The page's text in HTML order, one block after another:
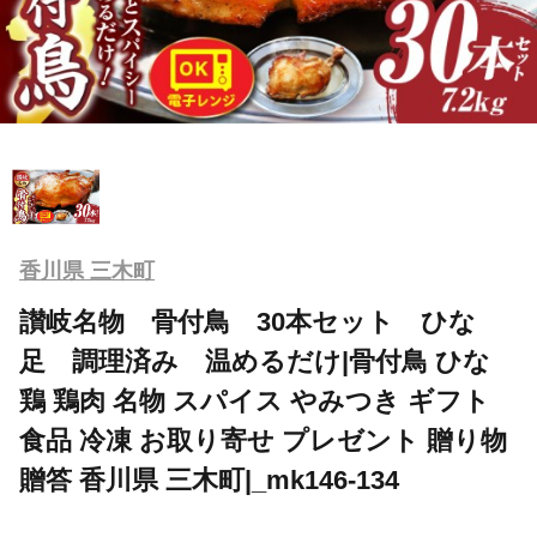
香川県 三木町
讃岐名物 骨付鳥 30本セット ひな
足 調理済み 温めるだけ|骨付鳥 ひな
鶏 鶏肉 名物 スパイス やみつき ギフト
食品 冷凍 お取り寄せ プレゼント 贈り物
贈答 香川県 三木町|_mk146-134